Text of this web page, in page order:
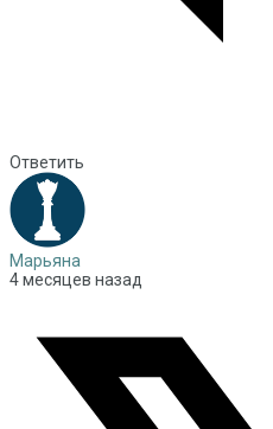
Ответить
Марьяна
4 месяцев назад